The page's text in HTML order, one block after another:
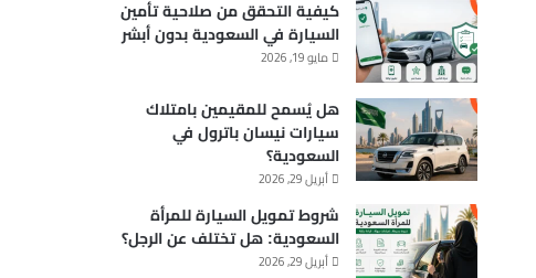
كيفية التحقق من صلاحية تأمين
السيارة في السعودية بدون أبشر
مايو 19, 2026
هل يُسمح للمقيمين بامتلاك
سيارات نيسان باترول في
السعودية؟
أبريل 29, 2026
شروط تمويل السيارة للمرأة
السعودية: هل تختلف عن الرجل؟
أبريل 29, 2026